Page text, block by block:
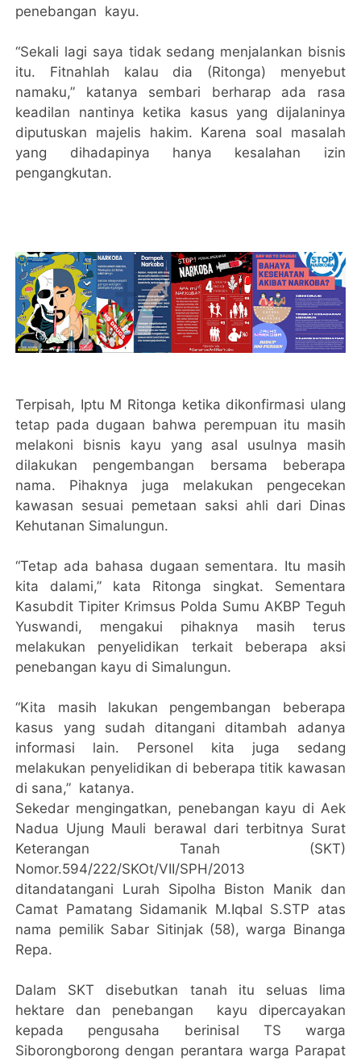
penebangan kayu.
“Sekali lagi saya tidak sedang menjalankan bisnis
itu. Fitnahlah kalau dia (Ritonga) menyebut
namaku,” katanya sembari berharap ada rasa
keadilan nantinya ketika kasus yang dijalaninya
diputuskan majelis hakim. Karena soal masalah
yang dihadapinya hanya kesalahan izin
pengangkutan.
Terpisah, Iptu M Ritonga ketika dikonfirmasi ulang
tetap pada dugaan bahwa perempuan itu masih
melakoni bisnis kayu yang asal usulnya masih
dilakukan pengembangan bersama beberapa
nama. Pihaknya juga melakukan pengecekan
kawasan sesuai pemetaan saksi ahli dari Dinas
Kehutanan Simalungun.
“Tetap ada bahasa dugaan sementara. Itu masih
kita dalami,” kata Ritonga singkat. Sementara
Kasubdit Tipiter Krimsus Polda Sumu AKBP Teguh
Yuswandi, mengakui pihaknya masih terus
melakukan penyelidikan terkait beberapa aksi
penebangan kayu di Simalungun.
“Kita masih lakukan pengembangan beberapa
kasus yang sudah ditangani ditambah adanya
informasi lain. Personel kita juga sedang
melakukan penyelidikan di beberapa titik kawasan
di sana,” katanya.
Sekedar mengingatkan, penebangan kayu di Aek
Nadua Ujung Mauli berawal dari terbitnya Surat
Keterangan Tanah (SKT)
Nomor.594/222/SKOt/VII/SPH/2013
ditandatangani Lurah Sipolha Biston Manik dan
Camat Pamatang Sidamanik M.Iqbal S.STP atas
nama pemilik Sabar Sitinjak (58), warga Binanga
Repa.
Dalam SKT disebutkan tanah itu seluas lima
hektare dan penebangan kayu dipercayakan
kepada pengusaha berinisal TS warga
Siborongborong dengan perantara warga Parapat